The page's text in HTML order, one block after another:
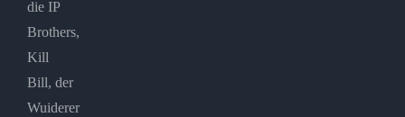
die IP
Brothers,
Kill
Bill, der
Wuiderer